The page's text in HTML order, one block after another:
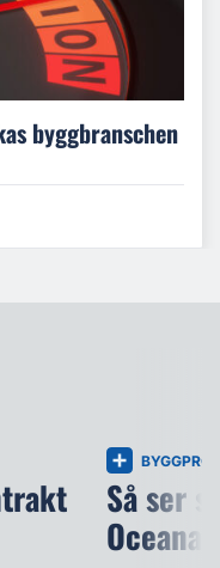
byggbranschen
Så ser
Oceana